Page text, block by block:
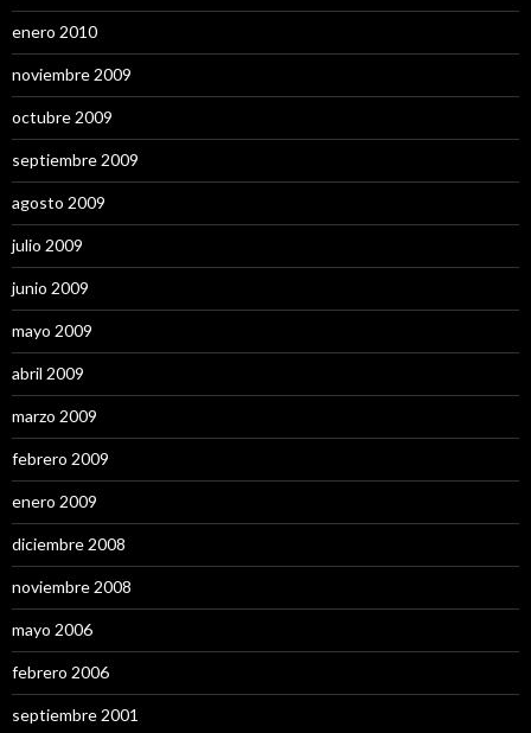
enero 2010
noviembre 2009
octubre 2009
septiembre 2009
agosto 2009
julio 2009
junio 2009
mayo 2009
abril 2009
marzo 2009
febrero 2009
enero 2009
diciembre 2008
noviembre 2008
mayo 2006
febrero 2006
septiembre 2001